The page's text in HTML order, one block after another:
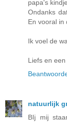
papa's
Ondanks
En vooral in
Ik voel de
Liefs en
natuurlijk
BIj mij